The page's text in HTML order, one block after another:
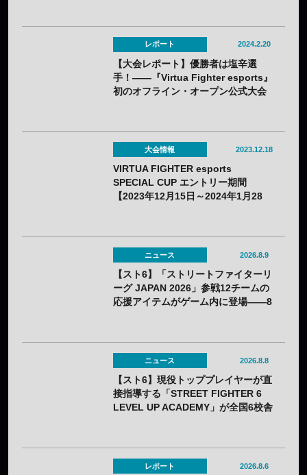
レポート 2024.2.20
【大会レポート】優勝者は塩辛選
手！——『Virtua Fighter esports』
初のオフライン・オープン公式大会
大会情報 2023.12.18
VIRTUA FIGHTER esports
SPECIAL CUP エントリー期間
【2023年12月15日～2024年1月28
ニュース 2026.8.9
【スト6】「ストリートファイターリ
ーグ JAPAN 2026」参戦12チームの
応援アイテムがゲーム内に登場——8
ニュース 2026.8.8
【スト6】現役トッププレイヤーが直
接指導する「STREET FIGHTER 6
LEVEL UP ACADEMY」が全国6校舎
レポート 2026.8.6